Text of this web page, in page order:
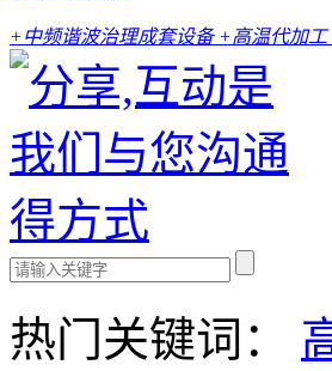
+中频谐波治理成套设备 +高温代加工
热门关键词：